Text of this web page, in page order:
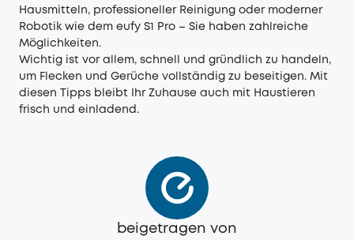
Hausmitteln, professioneller Reinigung oder moderner
Robotik wie dem eufy S1 Pro – Sie haben zahlreiche
Möglichkeiten.
Wichtig ist vor allem, schnell und gründlich zu handeln,
um Flecken und Gerüche vollständig zu beseitigen. Mit
diesen Tipps bleibt Ihr Zuhause auch mit Haustieren
frisch und einladend.
beigetragen von